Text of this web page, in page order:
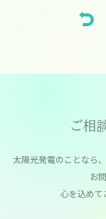
ご相
太陽光発電のことなら
お
⼼を込めて